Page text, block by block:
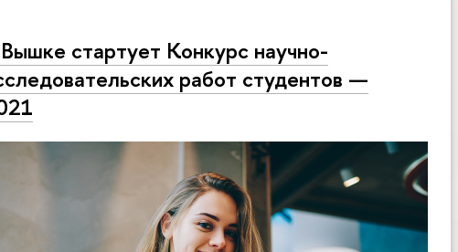
стартует Конкурс научно-
работ студентов —